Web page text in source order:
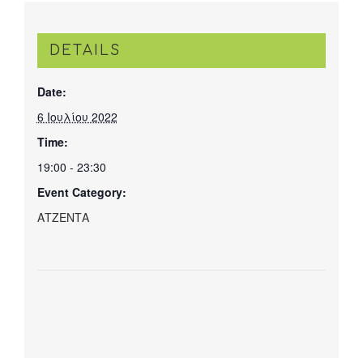
DETAILS
Date:
6 Ιουλίου 2022
Time:
19:00 - 23:30
Event Category:
ΑΤΖΕΝΤΑ